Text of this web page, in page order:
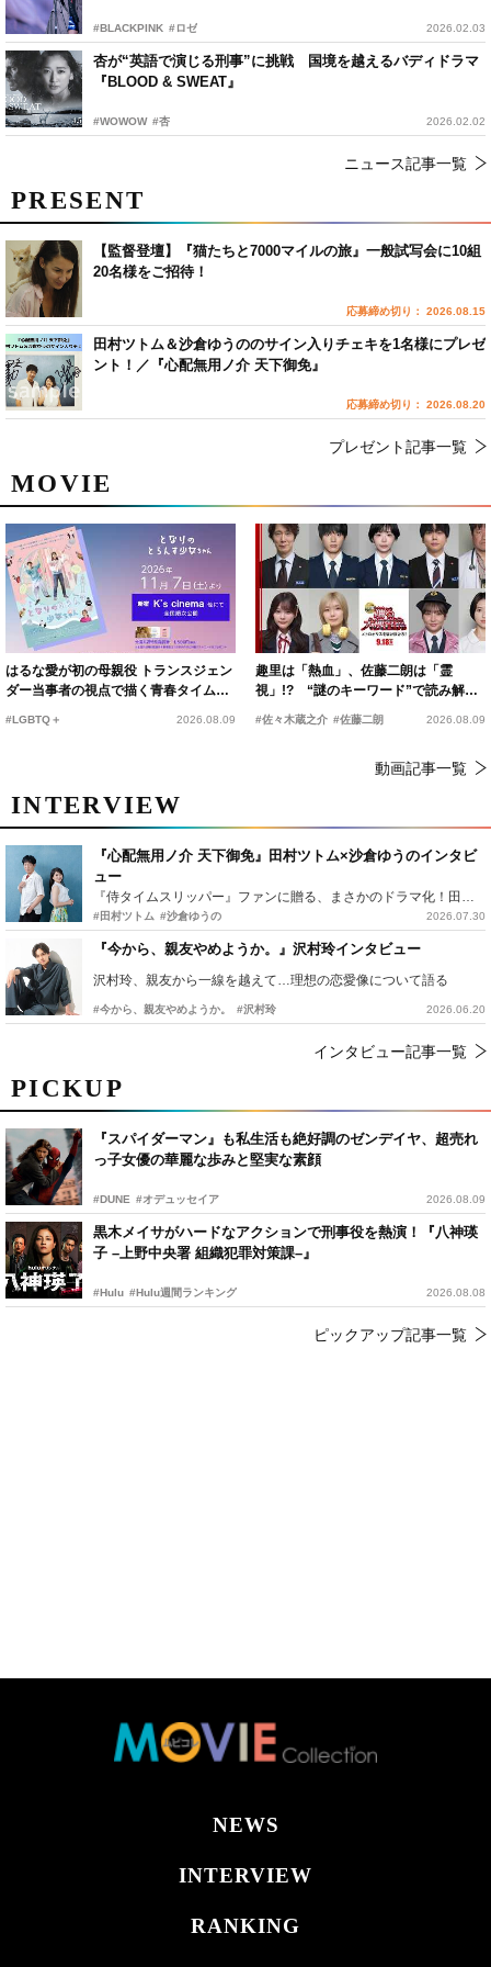
#BLACKPINK #ロゼ 2026.02.03
杏が“英語で演じる刑事”に挑戦 国境を越えるバディドラマ
『BLOOD & SWEAT』
#WOWOW #杏 2026.02.02
ニュース記事一覧
PICKUP
『スパイダーマン』も私生活も絶好調のゼンデイヤ、超売れ
っ子女優の華麗な歩みと堅実な素顔
#DUNE #オデュッセイア 2026.08.09
黒木メイサがハードなアクションで刑事役を熱演！『八神瑛
子 –上野中央署 組織犯罪対策課–』
#Hulu #Hulu週間ランキング 2026.08.08
ピックアップ記事一覧
MOVIE
はるな愛が初の母親役 トランスジェン
ダー当事者の視点で描く青春タイムス
#LGBTQ＋ 2026.08.09
趣里は「熱血」、佐藤二朗は「霊
視」!? “謎のキーワード”で読み解く
『踊る大捜査線 N.E.W.』新メンバー
#佐々木蔵之介 #佐藤二朗 2026.08.09
動画記事一覧
INTERVIEW
『心配無用ノ介 天下御免』田村ツトム×沙倉ゆうのインタビ
ュー
『侍タイムスリッパー』ファンに贈る、まさかのドラマ化！田村ツトム×沙倉ゆうのが語る『心配無用ノ介』撮影秘話
#田村ツトム #沙倉ゆうの 2026.07.30
『今から、親友やめようか。』沢村玲インタビュー
沢村玲、親友から一線を越えて…理想の恋愛像について語る
#今から、親友やめようか。 #沢村玲 2026.06.20
インタビュー記事一覧
PRESENT
【監督登壇】『猫たちと7000マイルの旅』一般試写会に10組
20名様をご招待！
応募締め切り： 2026.08.15
田村ツトム＆沙倉ゆうののサイン入りチェキを1名様にプレゼ
ント！／『心配無用ノ介 天下御免』
応募締め切り： 2026.08.20
プレゼント記事一覧
NEWS
INTERVIEW
RANKING